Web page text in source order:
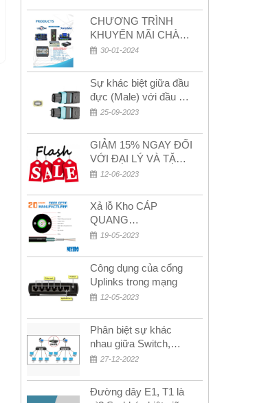
IES2016L UPCOM Switch Công
Nghiệp 16 Cổng Ethernet
10/100M
Liên hệ
CHƯƠNG TRÌNH
KHUYẾN MÃI CHÀO
MỪNG NĂM MỚI
30-01-2024
Sự khác biệt giữa đầu
đực (Male) với đầu cái
(Female) trong bộ đầu
25-09-2023
GIẢM 15% NGAY ĐỐI
VỚI ĐẠI LÝ VÀ TẶNG
QUÀ KHÁCH HÀNG
12-06-2023
Xả lỗ Kho CÁP
QUANG
MULTIMODE CÁP
MULTIMODE 4-8-12-
24Fo SỢI OM1-OM2-
OM3 Siêu Rẻ 5k
19-05-2023
Công dụng của cổng
Uplinks trong mạng
12-05-2023
Phân biệt sự khác
nhau giữa Switch,
Router và Hub
27-12-2022
Đường dây E1, T1 là